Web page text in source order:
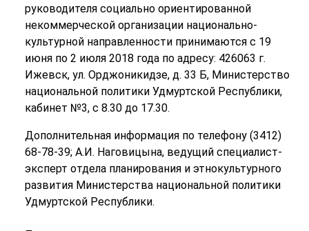
руководителя социально ориентированной
некоммерческой организации национально-
культурной направленности принимаются с 19
июня по 2 июля 2018 года по адресу: 426063 г.
Ижевск, ул. Орджоникидзе, д. 33 Б, Министерство
национальной политики Удмуртской Республики,
кабинет №3, с 8.30 до 17.30.
Дополнительная информация по телефону (3412)
68-78-39; А.И. Наговицына, ведущий специалист-
эксперт отдела планирования и этнокультурного
развития Министерства национальной политики
Удмуртской Республики.